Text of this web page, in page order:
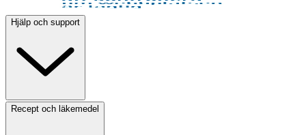
Hjälp och support
Recept och läkemedel